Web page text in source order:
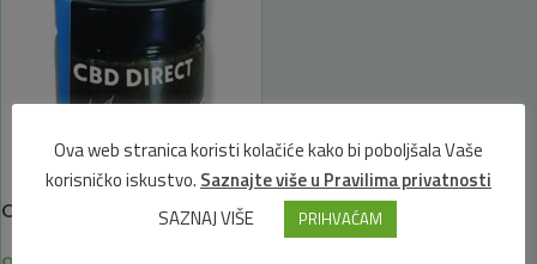
CBD Direct med Matičnjak
Ova web stranica koristi kolačiće kako bi poboljšala Vaše
korisničko iskustvo. Saznajte više u Pravilima privatnosti
SAZNAJ VIŠE
PRIHVAĆAM